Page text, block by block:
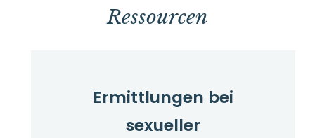
Ressourcen
Ermittlungen bei
sexueller